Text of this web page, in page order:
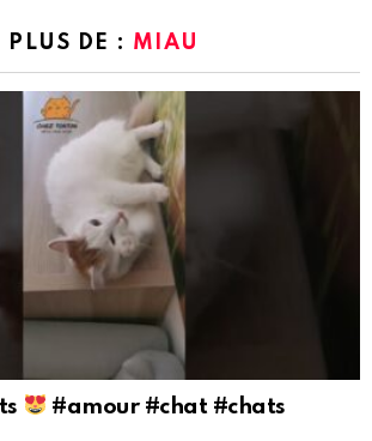
PLUS DE : MIAU
#amour #chat #chats